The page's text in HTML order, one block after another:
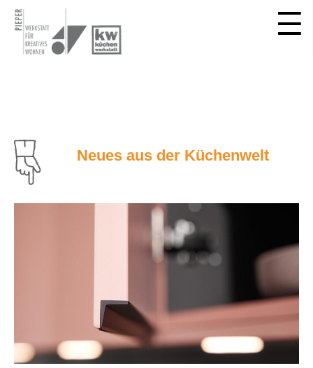
Neues aus der Küchenwelt